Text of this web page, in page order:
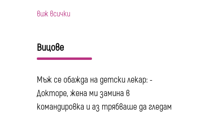
виж всички
Вицове
Мъж се обажда на детски лекар: -
Докторе, жена ми замина в
командировка и аз трябваше да гледам